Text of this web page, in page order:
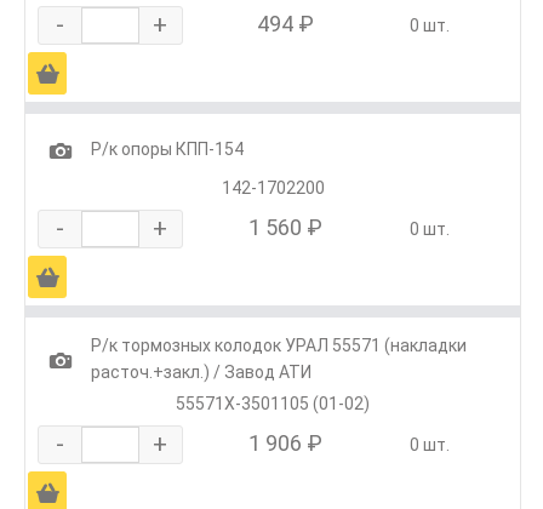
- + 494 ₽ 0 шт.
Ä
1
Р/к опоры КПП-154
142-1702200
- + 1 560 ₽ 0 шт.
Ä
1
Р/к тормозных колодок УРАЛ 55571 (накладки
расточ.+закл.) / Завод АТИ
55571Х-3501105 (01-02)
- + 1 906 ₽ 0 шт.
Ä